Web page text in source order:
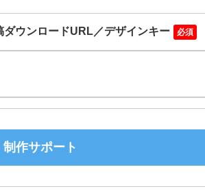
ダウンロードURL／デザインキー 必須
制作サポート